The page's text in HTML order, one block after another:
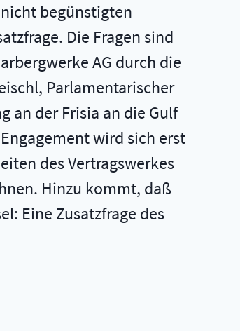
begünstigten
Die Fragen sind
AG durch die
Parlamentarischer
an der Frisia an die Gulf
wird sich erst
des Vertragswerkes
Hinzu kommt, daß
Eine Zusatzfrage des